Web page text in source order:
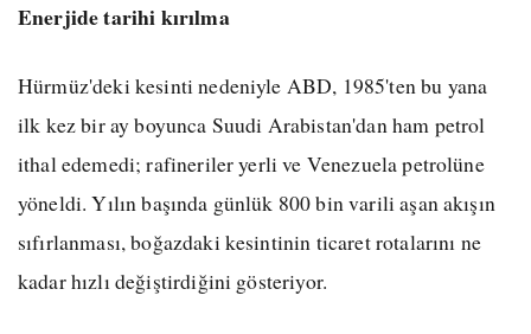
Enerjide tarihi kırılma
Hürmüz'deki kesinti nedeniyle ABD, 1985'ten bu yana
ilk kez bir ay boyunca Suudi Arabistan'dan ham petrol
ithal edemedi; rafineriler yerli ve Venezuela petrolüne
yöneldi. Yılın başında günlük 800 bin varili aşan akışın
sıfırlanması, boğazdaki kesintinin ticaret rotalarını ne
kadar hızlı değiştirdiğini gösteriyor.